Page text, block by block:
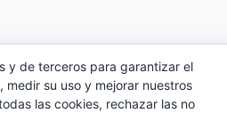
y de terceros para garantizar el
su uso y mejorar nuestros
las cookies, rechazar las no